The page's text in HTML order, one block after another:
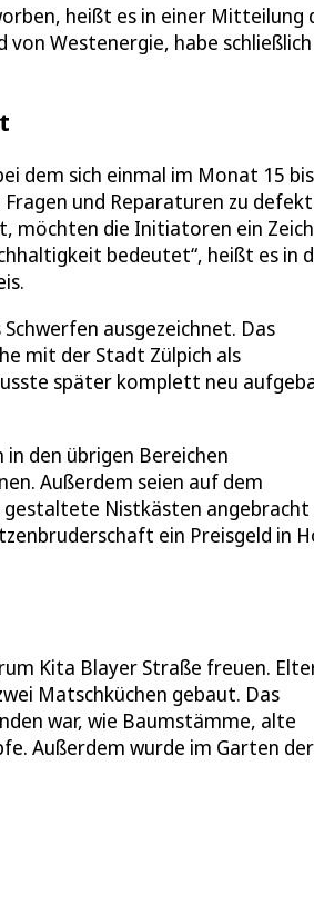
heißt es in einer Mitteilung
Westenergie, habe
dem sich einmal im Monat 15
und Reparaturen zu
möchten die Initiatoren ein
bedeutet“, heißt es in
ausgezeichnet. Das
mit der Stadt Zülpich als
später komplett neu
den übrigen Bereichen
Außerdem seien auf dem
gestaltete Nistkästen angebracht
ein Preisgeld in
Kita Blayer Straße freuen.
Matschküchen gebaut. Das
war, wie Baumstämme, alte
Außerdem wurde im Garten